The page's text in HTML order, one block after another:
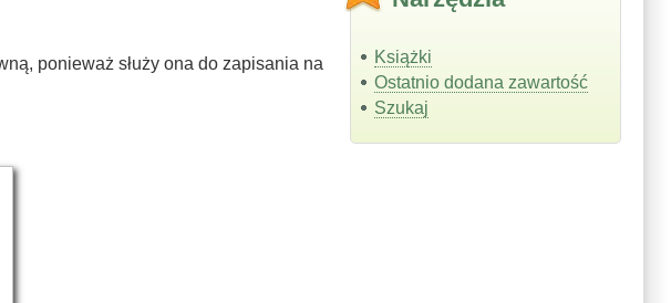
ponieważ służy ona do zapisania na
Książki
Ostatnio dodana zawartość
Szukaj